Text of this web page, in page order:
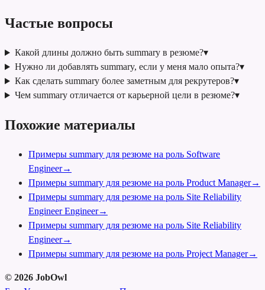
Частые вопросы
Какой длины должно быть summary в резюме?▾
Нужно ли добавлять summary, если у меня мало опыта?▾
Как сделать summary более заметным для рекрутеров?▾
Чем summary отличается от карьерной цели в резюме?▾
Похожие материалы
Примеры summary для резюме на роль Software
Engineer→
Примеры summary для резюме на роль Product Manager→
Примеры summary для резюме на роль Site Reliability
Engineer Engineer→
Примеры summary для резюме на роль Site Reliability
Engineer→
Примеры summary для резюме на роль Project Manager→
© 2026 JobOwl